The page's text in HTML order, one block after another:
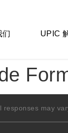
们 UPIC
responses may